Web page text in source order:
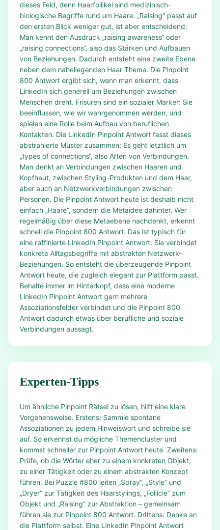
dieses Feld, denn Haarfollikel sind medizinisch-
biologische Begriffe rund um Haare. „Raising“ passt auf
den ersten Blick weniger gut, ist aber entscheidend:
Man kennt den Ausdruck „raising awareness“ oder
„raising connections“, also das Stärken und Aufbauen
von Beziehungen. Dadurch entsteht eine zweite Ebene
neben dem naheliegenden Haar-Thema. Die Pinpoint
800 Antwort ergibt sich, wenn man erkennt, dass
LinkedIn sich generell um Beziehungen zwischen
Menschen dreht. Frisuren sind ein sozialer Marker: Sie
beeinflussen, wie wir wahrgenommen werden, und
spielen eine Rolle beim Aufbau von beruflichen
Kontakten. Die LinkedIn Pinpoint Antwort fasst dieses
abstrahierte Muster zusammen: Es geht letztlich um
„types of connections“, also Arten von Verbindungen.
Man denkt an Verbindungen zwischen Haaren und
Kopfhaut, zwischen Styling-Produkten und dem Haar,
aber auch an Netzwerkverbindungen zwischen
Personen. Die Pinpoint Antwort heute ist deshalb nicht
einfach „Haare“, sondern die Metaidee dahinter. Wer
regelmäßig über diese Metaebene nachdenkt, erkennt
schnell die Pinpoint 800 Antwort. Das ist typisch für
eine raffinierte LinkedIn Pinpoint Antwort: Sie verbindet
konkrete Alltagsbegriffe mit abstrakten Netzwerk-
Beziehungen. So entsteht die überzeugende Pinpoint
Antwort heute, die zugleich elegant zur Plattform passt.
Behalte immer im Hinterkopf, dass eine moderne
LinkedIn Pinpoint Antwort gern mehrere
Assoziationsfelder verbindet und die Pinpoint 800
Antwort dadurch etwas über berufliche und soziale
Verbindungen aussagt.
Experten-Tipps
Um ähnliche Pinpoint Rätsel zu lösen, hilft eine klare
Vorgehensweise. Erstens: Sammle spontane
Assoziationen zu jedem Hinweiswort und schreibe sie
auf. So erkennst du mögliche Themencluster und
kommst schneller zur Pinpoint Antwort heute. Zweitens:
Prüfe, ob die Wörter eher zu einem konkreten Objekt,
zu einer Tätigkeit oder zu einem abstrakten Konzept
führen. Bei Puzzle #800 leiten „Spray“, „Style“ und
„Dryer“ zur Tätigkeit des Haarstylings, „Follicle“ zum
Objekt und „Raising“ zur Abstraktion – gemeinsam
führen sie zur Pinpoint 800 Antwort. Drittens: Denke an
die Plattform selbst. Eine LinkedIn Pinpoint Antwort